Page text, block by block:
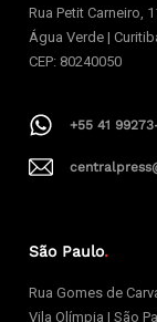
Rua Petit Carneiro,
Água Verde |
CEP: 80240050
+55 41
São Paulo.
Rua Gomes de
Vila Olímpia | São